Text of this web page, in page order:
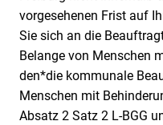
vorgesehenen Frist auf
Sie sich an die
Belange von Menschen
den*die kommunale
Menschen mit
Absatz 2 Satz 2 L-BGG